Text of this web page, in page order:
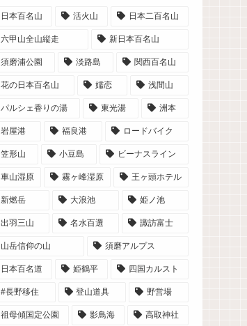
日本百名山 活火山 日本二百名山
六甲山全山縦走 新日本百名山
須磨浦公園 淡路島 関西百名山
花の日本百名山 嬬恋 浅間山
パルシェ香りの湯 東光湯 洲本
岩屋港 福良港 ロードバイク
笠形山 小豆島 ビーナスライン
車山湿原 霧ヶ峰湿原 王ヶ頭ホテル
新燃岳 大浪池 姫ノ池
出羽三山 名水百選 諏訪富士
山岳信仰の山 須磨アルプス
日本百名道 姫鶴平 四国カルスト
#長野移住 登山道具 野営場
祖母傾国定公園 影鳥海 高取神社